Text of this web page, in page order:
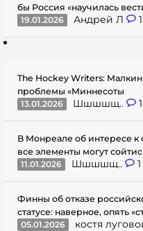
бы Россия «научилась
19.01.2026
Андрей Л 1
The Hockey Writers:
проблемы «Миннесоты
13.01.2026
Шшшшщ.. 1
В Монреале об интересе к
все элементы могут
11.01.2026
Шшшшщ.. 1
Финны об отказе
статусе: наверное, опять
05.01.2026
костя